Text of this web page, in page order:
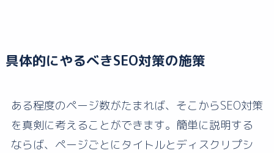
具体的にやるべきSEO対策の施策
ある程度のページ数がたまれば、そこからSEO対策
を真剣に考えることができます。簡単に説明する
ならば、ページごとにタイトルとディスクリプシ